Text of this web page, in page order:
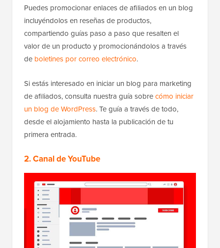
Puedes promocionar enlaces de afiliados en un blog
incluyéndolos en reseñas de productos,
compartiendo guías paso a paso que resalten el
valor de un producto y promocionándolos a través
de boletines por correo electrónico.
Si estás interesado en iniciar un blog para marketing
de afiliados, consulta nuestra guía sobrecómo iniciar
un blog de WordPress. Te guía a través de todo,
desde el alojamiento hasta la publicación de tu
primera entrada.
2. Canal de YouTube